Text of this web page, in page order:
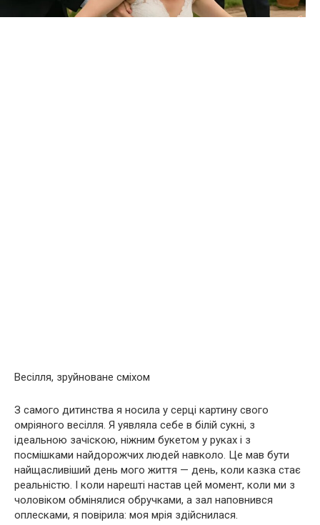
Весілля, зруйноване сміхом
З самого дитинства я носила у серці картину свого
омріяного весілля. Я уявляла себе в білій сукні, з
ідеальною зачіскою, ніжним букетом у руках і з
посмішками найдорожчих людей навколо. Це мав бути
найщасливіший день мого життя — день, коли казка стає
реальністю. І коли нарешті настав цей момент, коли ми з
чоловіком обмінялися обручками, а зал наповнився
оплесками, я повірила: моя мрія здійснилася.